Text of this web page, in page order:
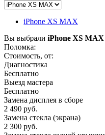
iPhone XS MAX
Вы выбрали iPhone XS MAX
Поломка:
Стоимость, от:
Диагностика
Бесплатно
Выезд мастера
Бесплатно
Замена дисплея в сборе
2 490 руб.
Замена стекла (экрана)
2 300 руб.